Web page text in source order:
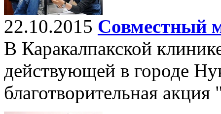
22.10.2015 Совместный
В Каракалпакской
действующей в городе
благотворительная